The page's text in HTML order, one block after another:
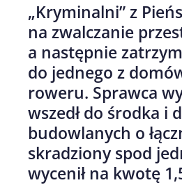
„Kryminalni” z
na zwalczanie
a następnie
do jednego z
roweru. Sprawca
wszedł do środka i
budowlanych o
skradziony spod
wycenił na kwotę